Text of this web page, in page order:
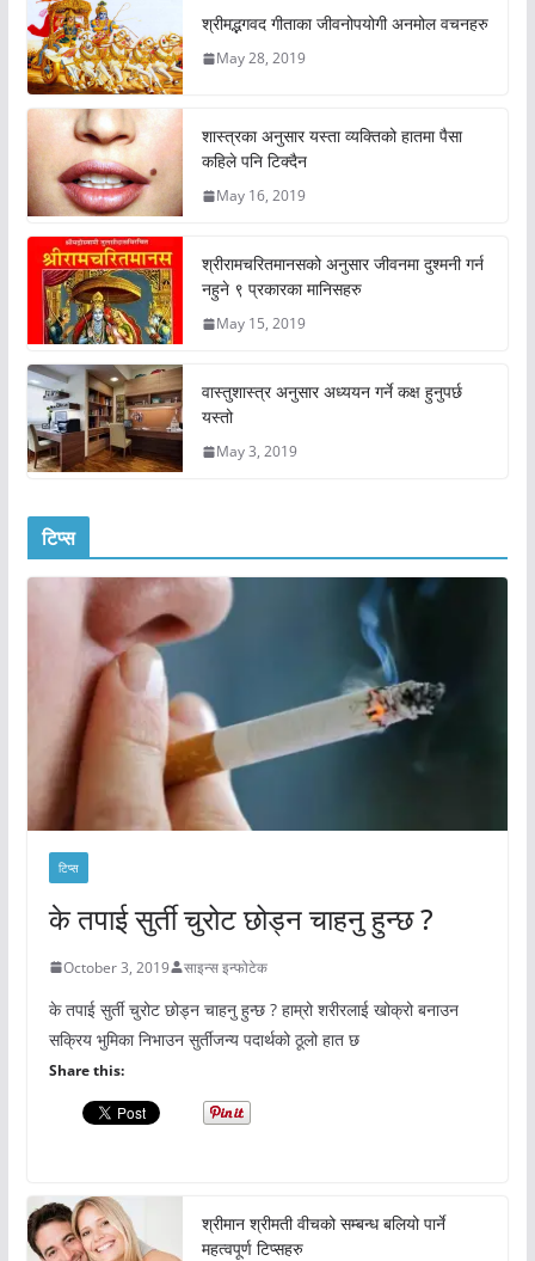
श्रीमद्भगवद गीताका जीवनोपयोगी अनमोल वचनहरु
May 28, 2019
शास्त्रका अनुसार यस्ता व्यक्तिको हातमा पैसा
कहिले पनि टिक्दैन
May 16, 2019
श्रीरामचरितमानसको अनुसार जीवनमा दुश्मनी गर्न
नहुने ९ प्रकारका मानिसहरु
May 15, 2019
वास्तुशास्त्र अनुसार अध्ययन गर्ने कक्ष हुनुपर्छ
यस्तो
May 3, 2019
टिप्स
टिप्स
के तपाई सुर्ती चुरोट छोड्न चाहनु हुन्छ ?
October 3, 2019 साइन्स इन्फोटेक
के तपाई सुर्ती चुरोट छोड्न चाहनु हुन्छ ? हाम्रो शरीरलाई खोक्रो बनाउन
सक्रिय भुमिका निभाउन सुर्तीजन्य पदार्थको ठूलो हात छ
Share this:
श्रीमान श्रीमती वीचको सम्बन्ध बलियो पार्ने
महत्वपूर्ण टिप्सहरु